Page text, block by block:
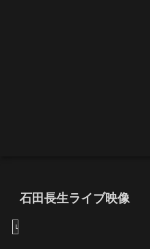
石田長生ライブ映像
LIVE